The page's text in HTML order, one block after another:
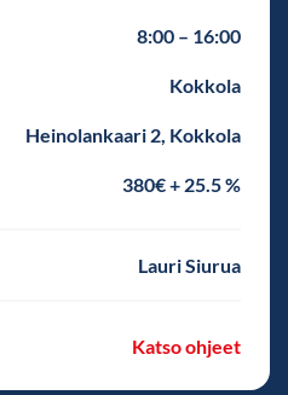
8:00 – 16:00
Kokkola
Heinolankaari 2, Kokkola
380€ + 25.5 %
Lauri Siurua
Katso ohjeet